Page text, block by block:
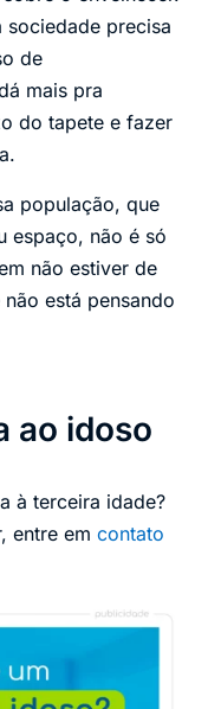
sociedade precisa
de
mais pra
do tapete e fazer
população, que
espaço, não é só
não estiver de
está pensando
ao idoso
à terceira idade?
entre em contato